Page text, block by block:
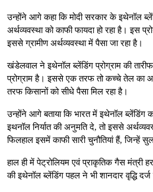
उन्होंने आगे कहा कि मोदी सरकार के इथेनॉल
अर्थव्यवस्था को काफी फायदा हो रहा है। इस
इससे ग्रामीण अर्थव्यवस्था में पैसा जा रहा है।
खंडेलवाल ने इथेनॉल ब्लेंडिंग प्रोग्राम की
प्रोग्राम है। इससे एक तरफ तो कच्चे तेल का
तरफ किसानों को सीधे पैसा मिल रहा है।
उन्होंने आगे बताया कि भारत में इथेनॉल ब्लेंडिंग
इथनॉल निर्यात की अनुमति दे, तो इससे
फिलहाल इसमें काफी सारी चुनौतियां हैं, जिन्हें
हाल ही में पेट्रोलियम एवं प्राकृतिक गैस मंत्री
की इथेनॉल ब्लेंडिंग पहल ने भी शानदार वृद्धि